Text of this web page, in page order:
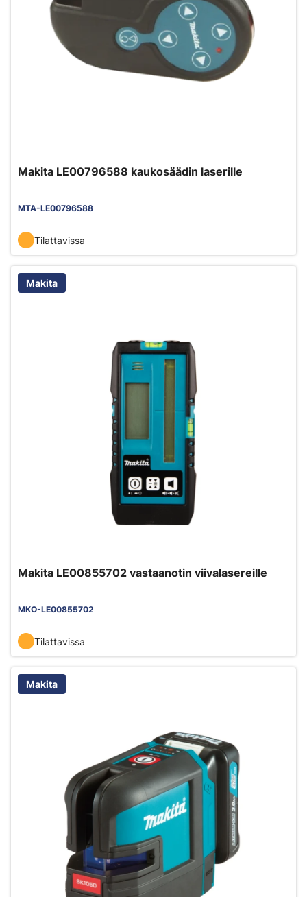
Makita LE00796588 kaukosäädin laserille
MTA-LE00796588
Tilattavissa
Makita
Makita LE00855702 vastaanotin viivalasereille
MKO-LE00855702
Tilattavissa
Makita